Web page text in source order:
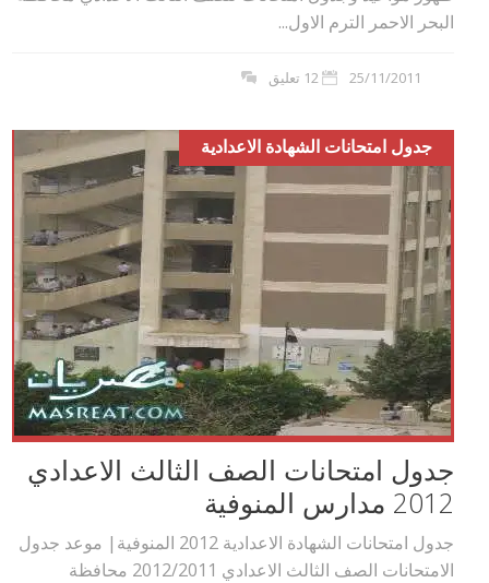
البحر الاحمر الترم الاول...
25/11/2011 12 تعليق
جدول امتحانات الشهادة الاعدادية
جدول امتحانات الصف الثالث الاعدادي
2012 مدارس المنوفية
جدول امتحانات الشهادة الاعدادية 2012 المنوفية| موعد جدول
الامتحانات الصف الثالث الاعدادي 2012/2011 محافظة